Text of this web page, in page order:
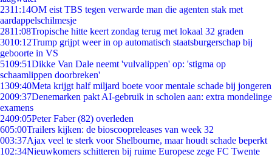
2311:14OM eist TBS tegen verwarde man die agenten stak met
aardappelschilmesje
2811:08Tropische hitte keert zondag terug met lokaal 32 graden
3010:12Trump grijpt weer in op automatisch staatsburgerschap bij
geboorte in VS
5109:51Dikke Van Dale neemt 'vulvalippen' op: 'stigma op
schaamlippen doorbreken'
1309:40Meta krijgt half miljard boete voor mentale schade bij jongeren
2009:37Denemarken pakt AI-gebruik in scholen aan: extra mondelinge
examens
2409:05Peter Faber (82) overleden
605:00Trailers kijken: de bioscoopreleases van week 32
003:37Ajax veel te sterk voor Shelbourne, maar houdt schade beperkt
102:34Nieuwkomers schitteren bij ruime Europese zege FC Twente